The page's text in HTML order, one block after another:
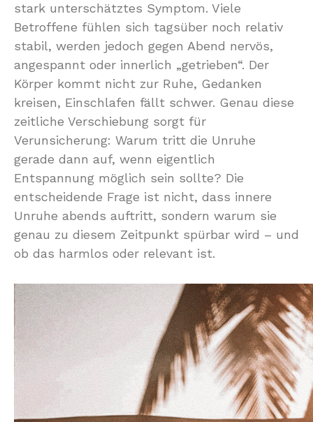
stark unterschätztes Symptom. Viele
Betroffene fühlen sich tagsüber noch relativ
stabil, werden jedoch gegen Abend nervös,
angespannt oder innerlich „getrieben“. Der
Körper kommt nicht zur Ruhe, Gedanken
kreisen, Einschlafen fällt schwer. Genau diese
zeitliche Verschiebung sorgt für
Verunsicherung: Warum tritt die Unruhe
gerade dann auf, wenn eigentlich
Entspannung möglich sein sollte? Die
entscheidende Frage ist nicht, dass innere
Unruhe abends auftritt, sondern warum sie
genau zu diesem Zeitpunkt spürbar wird – und
ob das harmlos oder relevant ist.